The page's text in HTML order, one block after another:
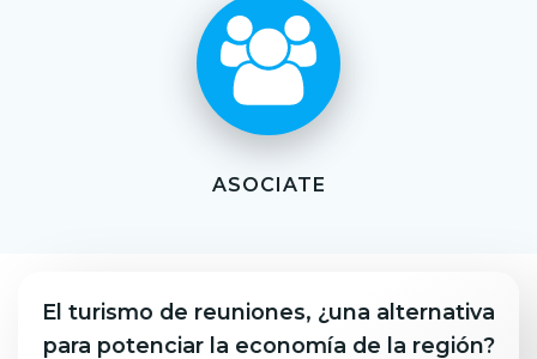
ASOCIATE
El turismo de reuniones, ¿una alternativa
para potenciar la economía de la región?